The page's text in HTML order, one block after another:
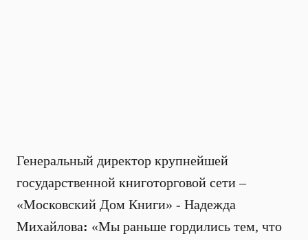
Генеральный директор крупнейшей
государственной книготорговой сети –
«Московский Дом Книги» - Надежда
Михайлова: «Мы раньше гордились тем, что